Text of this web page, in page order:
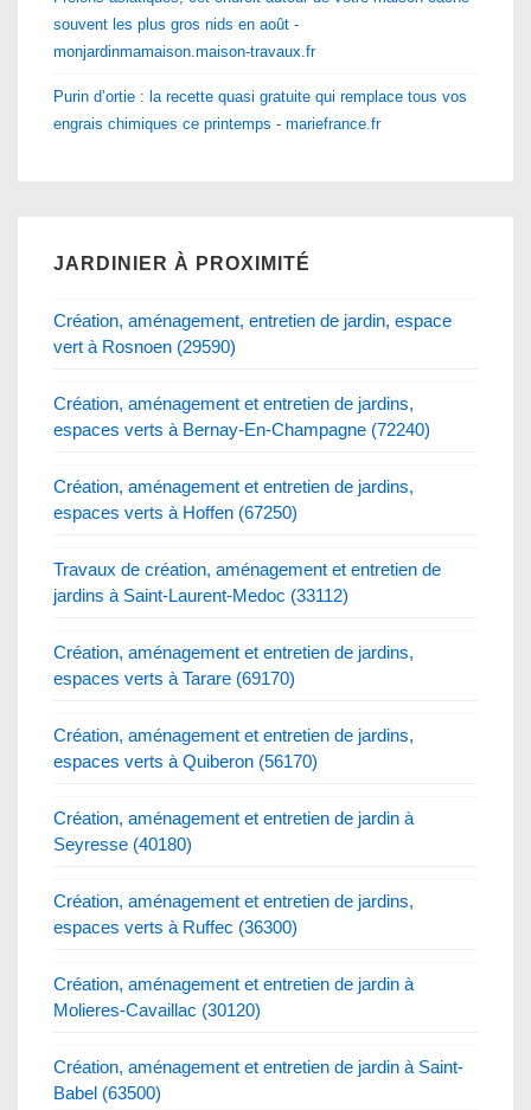
souvent les plus gros nids en août -
monjardinmamaison.maison-travaux.fr
Purin d’ortie : la recette quasi gratuite qui remplace tous vos
engrais chimiques ce printemps - mariefrance.fr
JARDINIER À PROXIMITÉ
Création, aménagement, entretien de jardin, espace
vert à Rosnoen (29590)
Création, aménagement et entretien de jardins,
espaces verts à Bernay-En-Champagne (72240)
Création, aménagement et entretien de jardins,
espaces verts à Hoffen (67250)
Travaux de création, aménagement et entretien de
jardins à Saint-Laurent-Medoc (33112)
Création, aménagement et entretien de jardins,
espaces verts à Tarare (69170)
Création, aménagement et entretien de jardins,
espaces verts à Quiberon (56170)
Création, aménagement et entretien de jardin à
Seyresse (40180)
Création, aménagement et entretien de jardins,
espaces verts à Ruffec (36300)
Création, aménagement et entretien de jardin à
Molieres-Cavaillac (30120)
Création, aménagement et entretien de jardin à Saint-
Babel (63500)